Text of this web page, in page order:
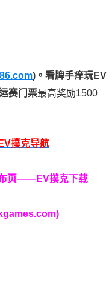
)。 看牌手痒玩EV
赛门票最高奖励1500
撲克导航
布页——EV撲克下载